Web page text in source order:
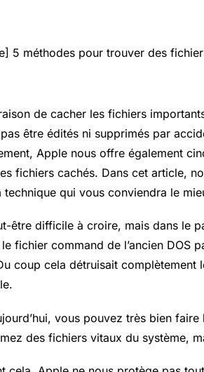
de cacher les fichiers
être édités ni supprimés par
Apple nous offre également
fichiers cachés. Dans cet article,
technique qui vous conviendra le
être difficile à croire, mais dans le
fichier command de l’ancien DOS
coup cela détruisait complètement
vous pouvez très bien
des fichiers vitaux du système,